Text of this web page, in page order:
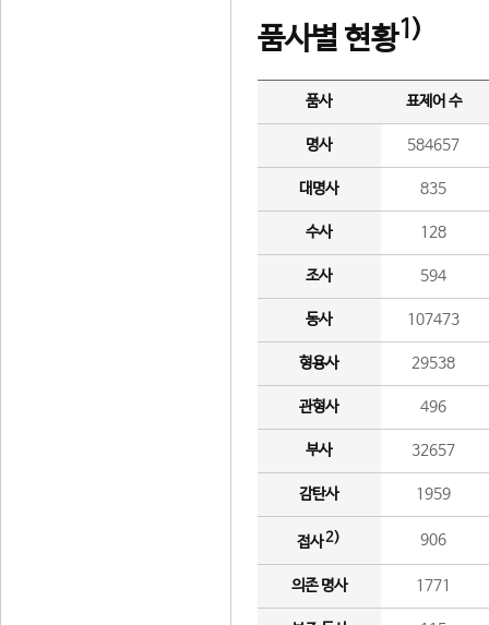
품사별 현황1)
품사 표제어 수
명사 584657
대명사 835
수사 128
조사 594
동사 107473
형용사 29538
관형사 496
부사 32657
감탄사 1959
접사2) 906
의존 명사 1771